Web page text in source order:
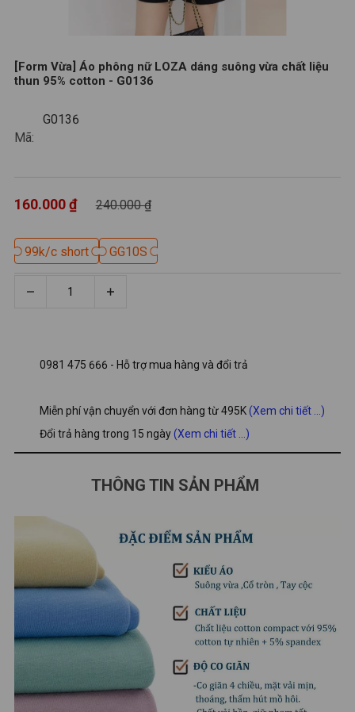
[Form Vừa] Áo phông nữ LOZA dáng suông vừa chất liệu
thun 95% cotton - G0136
Mã:
240.000 ₫
160.000 ₫
0981 475 666 - Hỗ trợ mua hàng và đổi trả
Miễn phí vận chuyển với đơn hàng từ 495K(Xem chi tiết ...)
Đổi trả hàng trong 15 ngày(Xem chi tiết ...)
G0136
99k/c short
99k/c short GG10S
GG10S
THÔNG TIN SẢN PHẨM